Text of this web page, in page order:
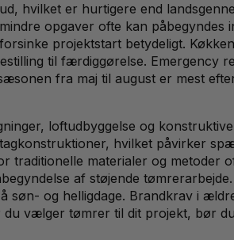
hvilket er hurtigere end
opgaver ofte kan
projektstart betydeligt.
til færdiggørelse. Emergency
fra maj til august er mest
loftudbyggelse og
hvilket påvirker
materialer og metoder
af støjende
søn- og helligdage. Brandkrav i
vælger tømrer til dit projekt, bør